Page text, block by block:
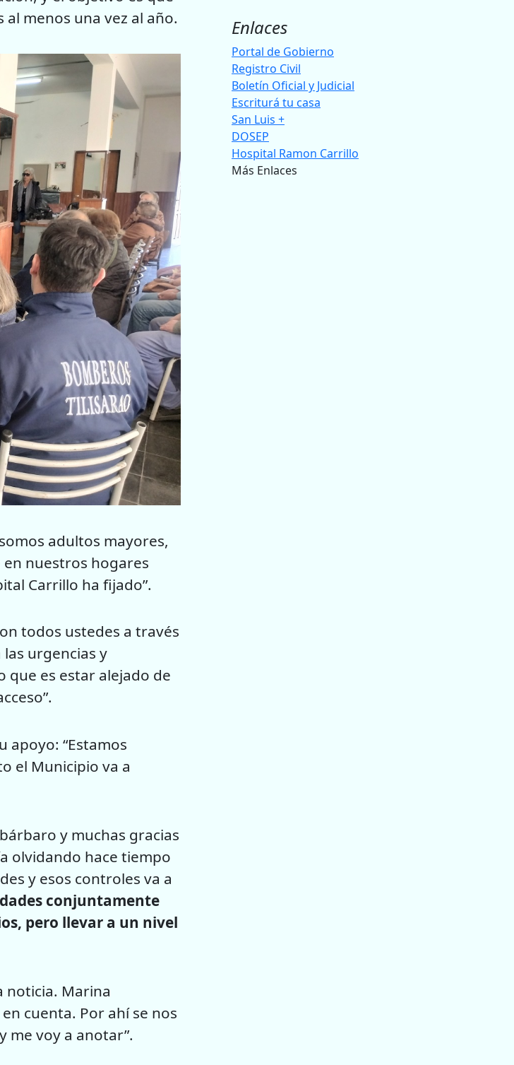
menos una vez al año.
adultos mayores,
nuestros hogares
Carrillo ha fijado”.
todos ustedes a través
urgencias y
que es estar alejado de
apoyo: “Estamos
el Municipio va a
y muchas gracias
olvidando hace tiempo
y esos controles va a
conjuntamente
pero llevar a un nivel
noticia. Marina
cuenta. Por ahí se nos
me voy a anotar”.
Enlaces
Portal de Gobierno
Registro Civil
Boletín Oficial y Judicial
Escriturá tu casa
San Luis +
DOSEP
Hospital Ramon Carrillo
Más Enlaces